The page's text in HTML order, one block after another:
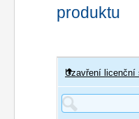
produktu
Uživatel
Uzavření licenční